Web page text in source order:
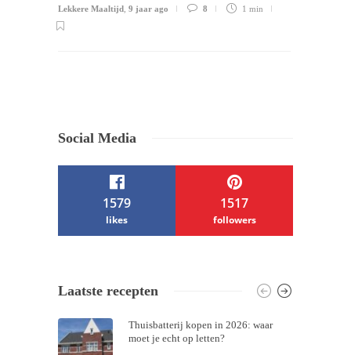
Lekkere Maaltijd 9 jaar ago 8 1 min
Social Media
1579
likes
1517
followers
Themes bySilicon Themes . Join us right
now!
Laatste recepten
Thuisbatterij kopen in 2026: waar
moet je echt op letten?